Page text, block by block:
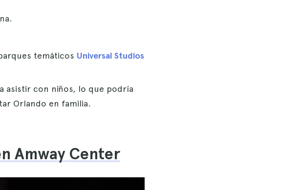
temáticos Universal Studios
asistir con niños, lo que podría
Orlando en familia.
Amway Center